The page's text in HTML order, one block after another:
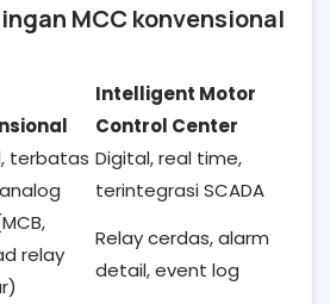
MCC konvensional
Intelligent Motor
Control Center
terbatas Digital, real time,
terintegrasi SCADA
relay
Relay cerdas, alarm
detail, event log